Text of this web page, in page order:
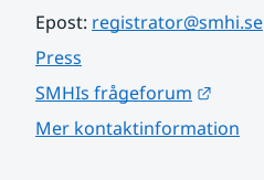
Epost: registrator@smhi.se
Press
SMHIs frågeforum
Mer kontaktinformation